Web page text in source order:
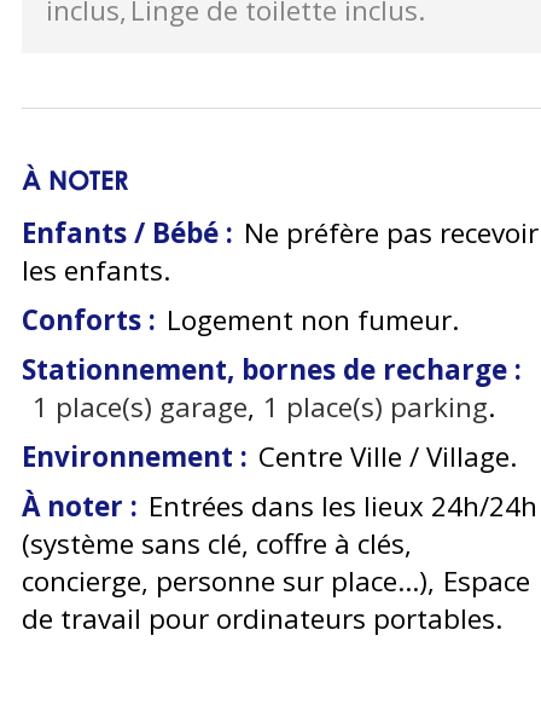
inclus Linge de toilette inclus
À NOTER
Enfants / Bébé : Ne préfère pas recevoir
les enfants
Conforts : Logement non fumeur
Stationnement, bornes de recharge :
1 place(s) garage 1 place(s) parking
Environnement : Centre Ville / Village
À noter : Entrées dans les lieux 24h/24h
(système sans clé, coffre à clés,
concierge, personne sur place...) Espace
de travail pour ordinateurs portables